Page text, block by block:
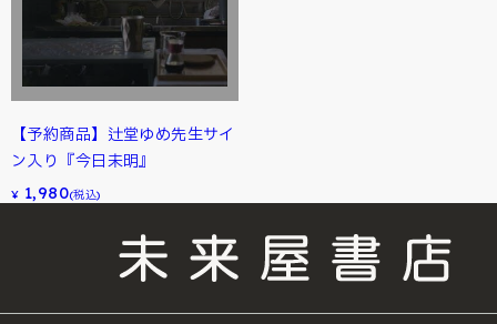
【予約商品】辻堂ゆめ先生サイ
ン入り『今日未明』
¥ 1,980(税込)